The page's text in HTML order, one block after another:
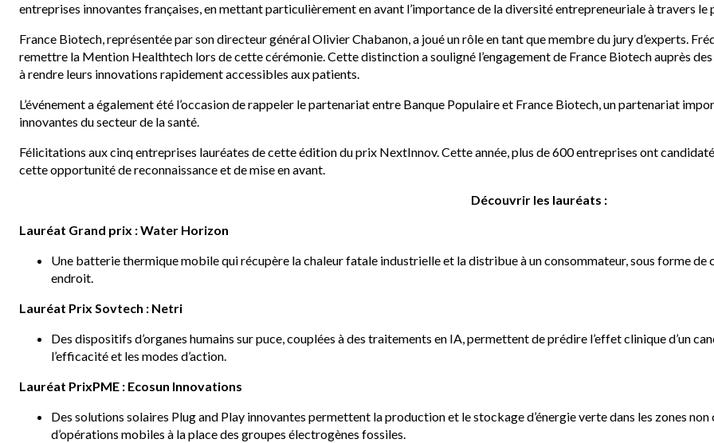
entreprises innovantes françaises, en mettant particulièrement en avant l’importance de la diversité entrepreneuriale à travers le
France Biotech, représentée par son directeur général Olivier Chabanon, a joué un rôle en tant que membre du jury d’experts.
remettre la Mention Healthtech lors de cette cérémonie. Cette distinction a souligné l’engagement de France Biotech auprès
à rendre leurs innovations rapidement accessibles aux patients.
L’événement a également été l’occasion de rappeler le partenariat entre Banque Populaire et France Biotech, un partenariat
innovantes du secteur de la santé.
Félicitations aux cinq entreprises lauréates de cette édition du prix NextInnov. Cette année, plus de 600 entreprises ont
cette opportunité de reconnaissance et de mise en avant.
Découvrir les lauréats :
Lauréat Grand prix :Water Horizon
Une batterie thermique mobile qui récupère la chaleur fatale industrielle et la distribue à un consommateur, sous forme de
endroit.
Lauréat Prix Sovtech : Netri
Des dispositifs d’organes humains sur puce, couplées à des traitements en IA, permettent de prédire l’effet clinique d’un
l’efficacité et les modes d’action.
Lauréat PrixPME : Ecosun Innovations
Des solutions solaires Plug and Play innovantes permettent la production et le stockage d’énergie verte dans les zones non
d’opérations mobiles à la place des groupes électrogènes fossiles.